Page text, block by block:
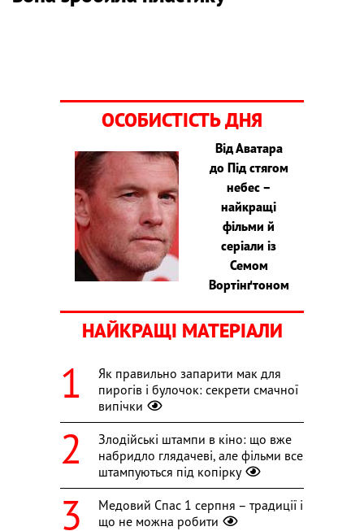
ОСОБИСТІСТЬ ДНЯ
Від Аватара
до Під стягом
небес –
найкращі
фільми й
серіали із
Семом
Вортінґтоном
НАЙКРАЩІ МАТЕРІАЛИ
Як правильно запарити мак для
пирогів і булочок: секрети смачної
випічки
Злодійські штампи в кіно: що вже
набридло глядачеві, але фільми все
штампуються під копірку
Медовий Спас 1 серпня – традиції і
що не можна робити